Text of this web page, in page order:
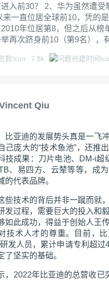
入前30？ 2、华为虽然遭受
来一直位居全球前10，凭的
年位居第8，但之后从榜
再次跻身前10（第9名），
7.8k
Qiu
比亚迪的发展势头真是一飞
己庞大的“技术鱼池”，还推
技成果：刀片电池、DM-i超
、易四方、云辇等等，成
的代表品牌。
些技术的背后并非一蹴而就
发过程，需要巨大的投入和
如此成功，得益于创始人王
技术人才的尊重。目前，
发人员，累计申请专利超过
了坚实的基础。
，2022年比亚迪的总营收已